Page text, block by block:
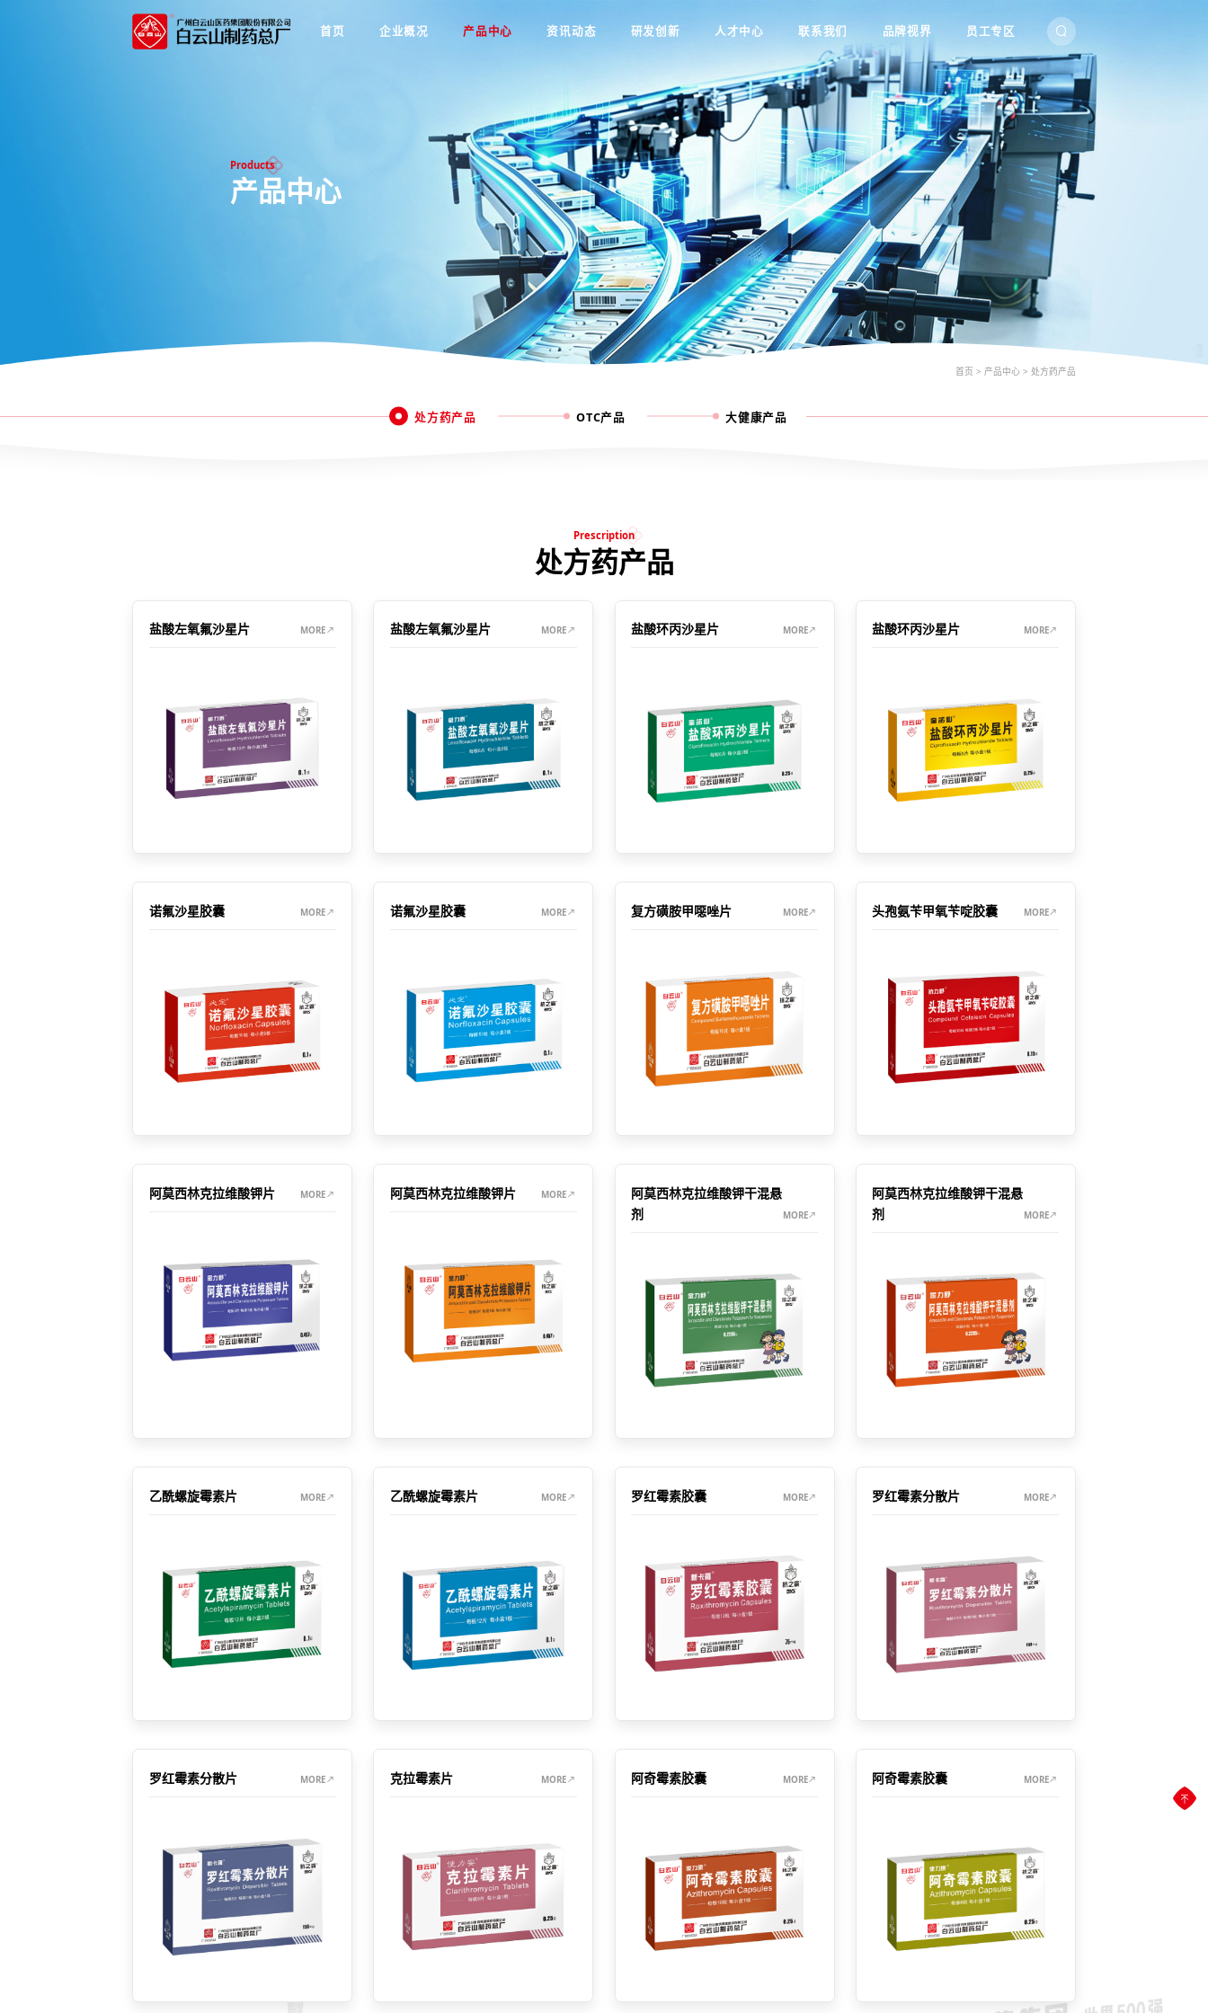
首页 企业概况 产品中心 资讯动态 研发创新 人才中心 联系我们 品牌视界 员工专区
Products
产品中心
首页 > 产品中心 > 处方药产品
处方药产品 OTC产品 大健康产品
Prescription
处方药产品
盐酸左氧氟沙星片 MORE 盐酸左氧氟沙星片 MORE 盐酸环丙沙星片 MORE 盐酸环丙沙星片 MORE
诺氟沙星胶囊 MORE 诺氟沙星胶囊 MORE 复方磺胺甲噁唑片 MORE 头孢氨苄甲氧苄啶胶囊 MORE
阿莫西林克拉维酸钾片 MORE 阿莫西林克拉维酸钾片 MORE
阿莫西林克拉维酸钾干混悬
剂
MORE
阿莫西林克拉维酸钾干混悬
剂
MORE
乙酰螺旋霉素片 MORE 乙酰螺旋霉素片 MORE 罗红霉素胶囊 MORE 罗红霉素分散片 MORE
罗红霉素分散片 MORE 克拉霉素片 MORE 阿奇霉素胶囊 MORE 阿奇霉素胶囊 MORE